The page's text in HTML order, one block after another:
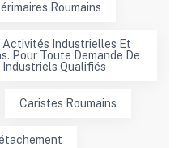
Roumains
Activités Industrielles Et
Pour Toute Demande De
Qualifiés
Caristes Roumains